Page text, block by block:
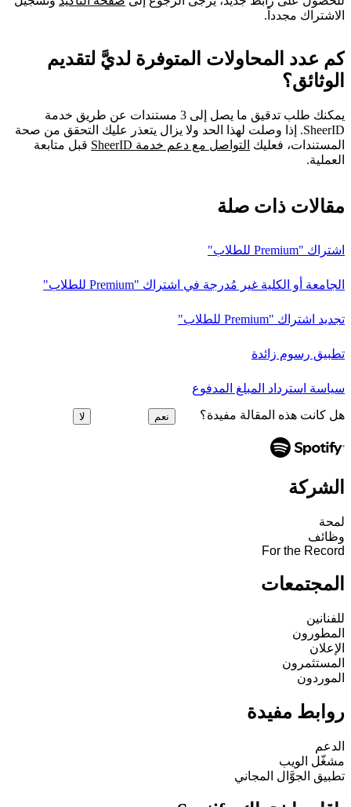
الاشتراك مجدداً.
كم عدد المحاولات المتوفرة لديَّ لتقديم
الوثائق؟
يمكنك طلب تدقيق ما يصل إلى 3 مستندات عن طريق خدمة
SheerID. إذا وصلت لهذا الحد ولا يزال يتعذر عليك التحقق من صحة
المستندات، فعليك التواصل مع دعم خدمة SheerID
قبل متابعة
العملية.
مقالات ذات صلة
اشتراك "Premium للطلاب"
الجامعة أو الكلية غير مُدرجة في اشتراك "Premium للطلاب"
تجديد اشتراك "Premium للطلاب"
تطبيق رسوم زائدة
سياسة استرداد المبلغ المدفوع
هل كانت هذه المقالة مفيدة؟ نعم لا
الشركة
لمحة
وظائف
For the Record
المجتمعات
للفنانين
المطورون
الإعلان
المستثمرون
الموردون
روابط مفيدة
الدعم
مشغّل الويب
تطبيق الجوَّال المجاني